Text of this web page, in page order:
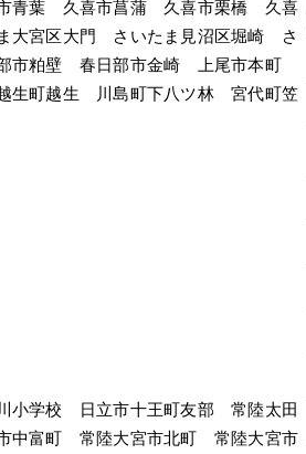
青葉　久喜市菖蒲　久喜市栗橋　久喜
宮区大門　さいたま見沼区堀崎　さ
市粕壁　春日部市金崎　上尾市本町
生町越生　川島町下八ツ林　宮代町笠
小学校　日立市十王町友部　常陸太田
中富町　常陸大宮市北町　常陸大宮市